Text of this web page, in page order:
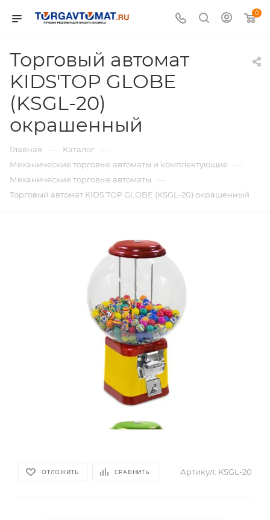
0
Торговый автомат
KIDS'TOP GLOBE
(KSGL-20)
окрашенный
Главная — Каталог —
Механические торговые автоматы и комплектующие —
Механические торговые автоматы —
Торговый автомат KIDS'TOP GLOBE (KSGL-20) окрашенный
ОТЛОЖИТЬ СРАВНИТЬ Артикул: KSGL-20